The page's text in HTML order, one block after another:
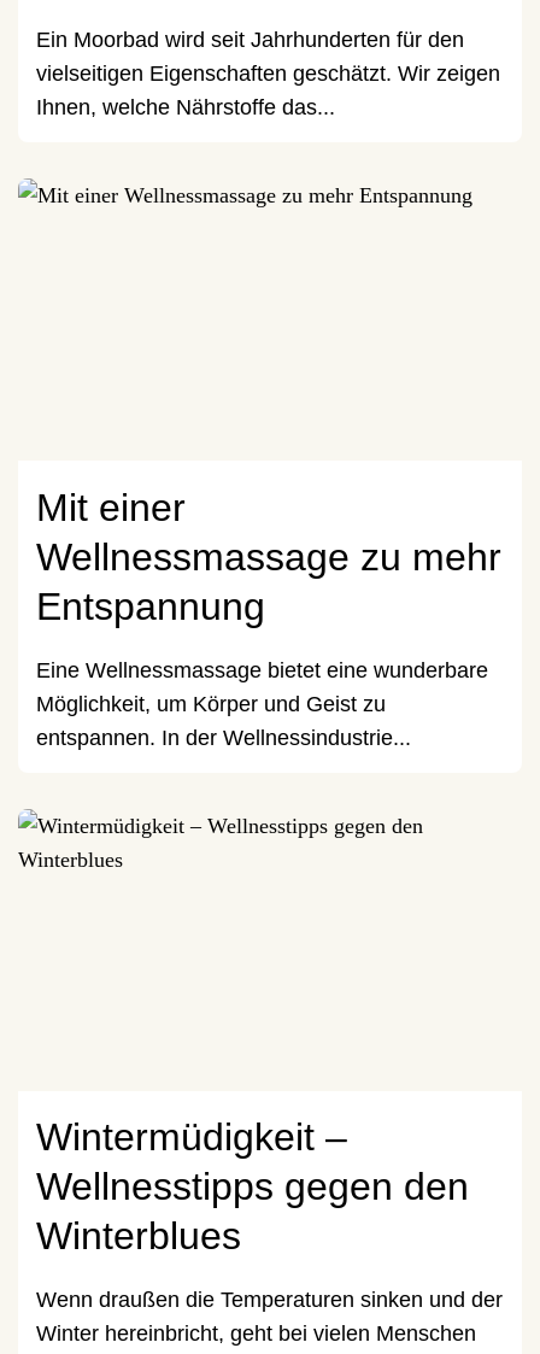
Ein Moorbad wird seit Jahrhunderten für den
vielseitigen Eigenschaften geschätzt. Wir zeigen
Ihnen, welche Nährstoffe das...
Mit einer
Wellnessmassage zu mehr
Entspannung
Eine Wellnessmassage bietet eine wunderbare
Möglichkeit, um Körper und Geist zu
entspannen. In der Wellnessindustrie...
Wintermüdigkeit –
Wellnesstipps gegen den
Winterblues
Wenn draußen die Temperaturen sinken und der
Winter hereinbricht, geht bei vielen Menschen